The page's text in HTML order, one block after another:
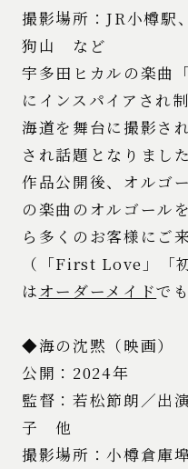
撮影場所：JR小樽駅
狗山 など
宇多田ヒカルの楽曲
にインスパイアされ
海道を舞台に撮影さ
され話題となりました
作品公開後、オルゴ
の楽曲のオルゴール
ら多くのお客様にご
（「First Love」「
はオーダーメイドで
◆海の沈黙（映画）
公開：2024年
監督：若松節朗／出
子 他
撮影場所：小樽倉庫